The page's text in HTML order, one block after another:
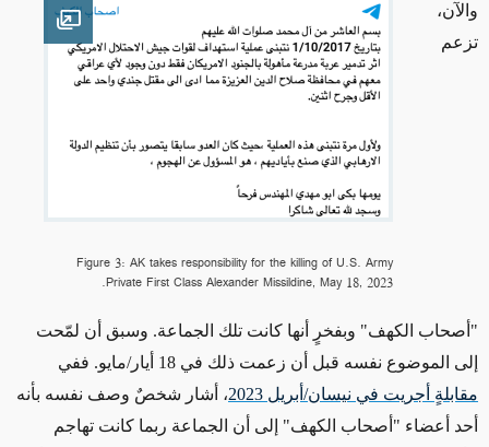
image
Figure 3: AK takes responsibility for the killing of U.S. Army
Private First Class Alexander Missildine, May 18, 2023.
و الآن،
تزعم
"أصحاب الكهف" وبفخرٍ أنها كانت تلك الجماعة. وسبق أن لمّحت
إلى الموضوع نفسه قبل أن زعمت ذلك في 18 أيار/مايو. ففي
مقابلةٍ أجريت في نيسان/أبريل 2023
، أشار شخصٌ وصف نفسه بأنه
أحد أعضاء "أصحاب الكهف" إلى أن الجماعة ربما كانت تهاجم